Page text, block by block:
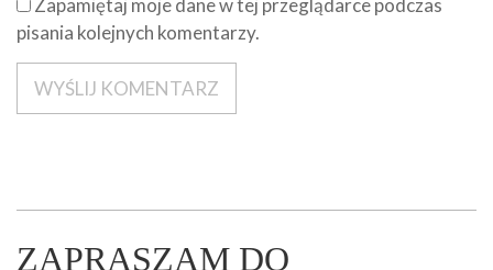
Zapamiętaj moje dane w tej przeglądarce podczas
pisania kolejnych komentarzy.
ZAPRASZAM DO